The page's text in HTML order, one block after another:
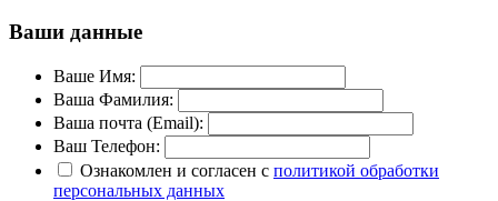
Ваши данные
Ваше Имя:
Ваша Фамилия:
Ваша почта (Email):
Ваш Телефон:
Ознакомлен и согласен с политикой обработки
персональных данных